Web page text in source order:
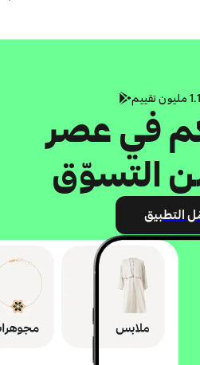
في عصر
التسوّق
التطبيق